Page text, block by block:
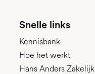
Snelle links
Kennisbank
Hoe het werkt
Hans Anders Zakelijk